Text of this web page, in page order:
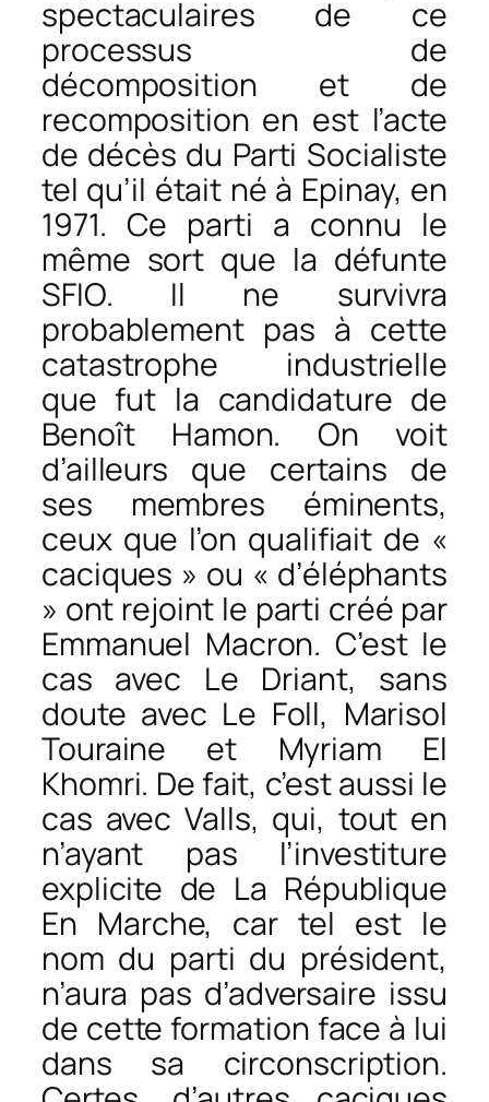
spectaculaires de ce
processus de
décomposition et de
recomposition en est l’acte
de décès du Parti Socialiste
tel qu’il était né à Epinay, en
1971. Ce parti a connu le
même sort que la défunte
SFIO. Il ne survivra
probablement pas à cette
catastrophe industrielle
que fut la candidature de
Benoît Hamon. On voit
d’ailleurs que certains de
ses membres éminents,
ceux que l’on qualifiait de «
caciques » ou « d’éléphants
» ont rejoint le parti créé par
Emmanuel Macron. C’est le
cas avec Le Driant, sans
doute avec Le Foll, Marisol
Touraine et Myriam El
Khomri. De fait, c’est aussi le
cas avec Valls, qui, tout en
n’ayant pas l’investiture
explicite de La République
En Marche, car tel est le
nom du parti du président,
n’aura pas d’adversaire issu
de cette formation face à lui
dans sa circonscription.